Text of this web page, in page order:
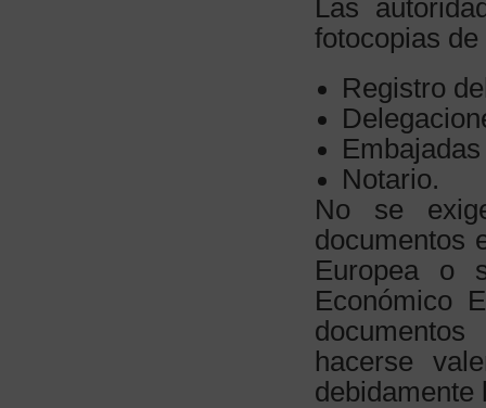
Las
fotocopias
Registro
Notario.
No se
documentos
Europea o
Económico
hacerse
debidamente